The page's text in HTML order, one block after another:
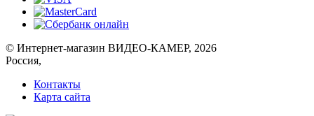
© Интернет-магазин ВИДЕО-КАМЕР, 2026
Россия,
Контакты
Карта сайта